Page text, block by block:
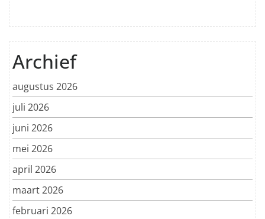
Archief
augustus 2026
juli 2026
juni 2026
mei 2026
april 2026
maart 2026
februari 2026